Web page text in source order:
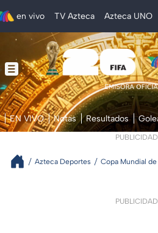
en vivo TV Azteca Azteca UNO
EN VIVO Notas Resultados
PUBLICIDAD
Azteca Deportes Copa Mundial
PUBLICIDAD